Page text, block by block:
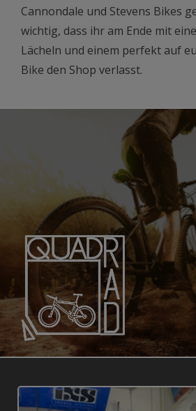
Cannondale und Stevens Bikes
wichtig, dass ihr am Ende mit
Lächeln und einem perfekt auf
Bike den Shop verlasst.